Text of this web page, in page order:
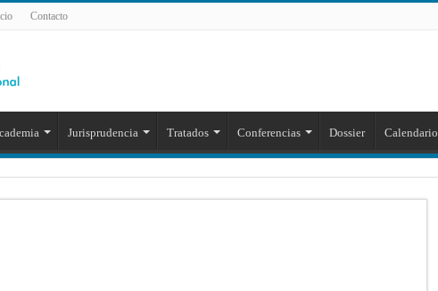
Contacto
Jurisprudencia Tratados Conferencias Dossier Calendario